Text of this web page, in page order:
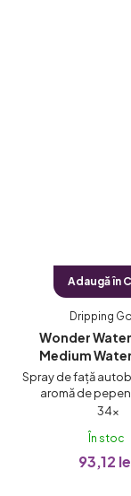
Wonder
Medium
Dripping
medie
34×
În stoc
93,12
Adaugă în
Spray de față
aromă de